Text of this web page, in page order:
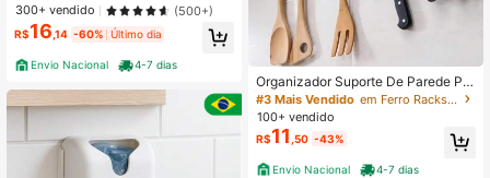
300+ vendido
(500+)
R$16 ,14 -60% Último dia
Envio Nacional 4-7 dias
Organizador Suporte De Parede Par
a Utensílios De Cozinha Com C/ 5
Ganchos Em Metal e Multiuso 26X9
CM
#3 Mais Vendido
em Ferro Racks & Suportes
100+ vendido
R$11 ,50 -43%
Envio Nacional 4-7 dias